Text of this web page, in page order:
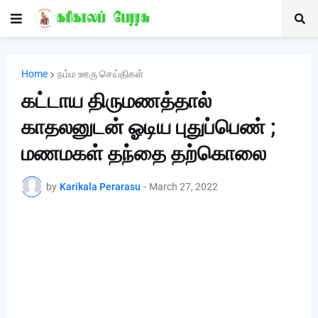
Home நம்ம ஊரு செய்திகள்
கட்டாய திருமணத்தால்
காதலனுடன் ஓடிய புதுப்பெண் ;
மணமகள் தந்தை தற்கொலை
by Karikala Perarasu - March 27, 2022